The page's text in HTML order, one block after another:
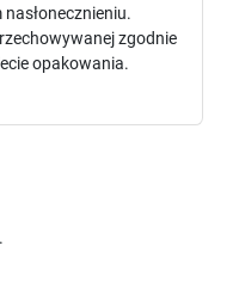
zgodnie
opakowania.